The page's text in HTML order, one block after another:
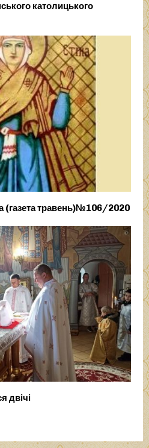
католицького
(газета травень)№106/2020
двічі